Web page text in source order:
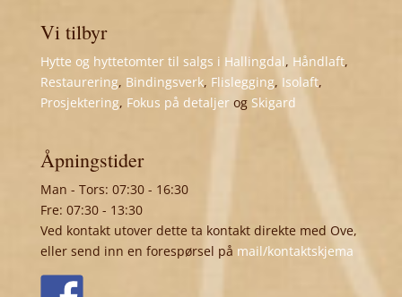
Vi tilbyr
Hytte og hyttetomter til salgs i Hallingdal, Håndlaft,
Restaurering, Bindingsverk, Flislegging, Isolaft,
Prosjektering, Fokus på detaljerog Skigard
Åpningstider
Man - Tors: 07:30 - 16:30
Fre: 07:30 - 13:30
Ved kontakt utover dette ta kontakt direkte med Ove,
eller send inn en forespørsel på mail/kontaktskjema